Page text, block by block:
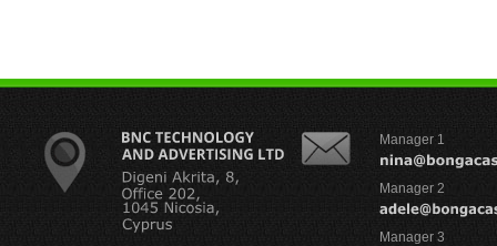
Manager 1
Manager 2
Manager 3